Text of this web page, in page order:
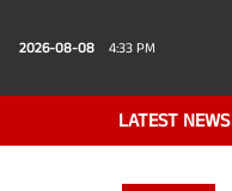
2026-08-08 4:33 PM
LATEST NEWS